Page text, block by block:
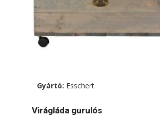
Gyártó: Esschert
Virágláda gurulós